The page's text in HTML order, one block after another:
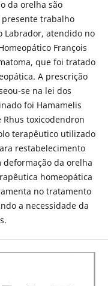
da orelha são
presente trabalho
Labrador, atendido no
François
que foi tratado
A prescrição
se na lei dos
foi Hamamelis
Rhus toxicodendron
terapêutico utilizado
restabelecimento
da orelha
homeopática
no tratamento
a necessidade da